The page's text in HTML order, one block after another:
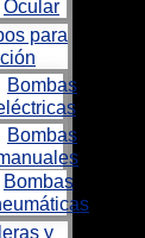
Ocular
para
Bombas
Bombas
Bombas
y